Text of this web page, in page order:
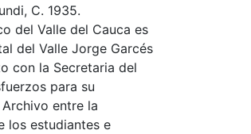
C. 1935.
del Valle del Cauca es
del Valle Jorge Garcés
con la Secretaria del
para su
entre la
los estudiantes e